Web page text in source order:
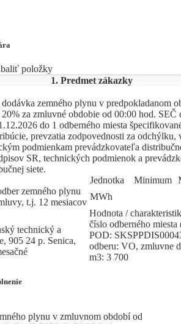
položky
1. Predmet zákazky
zemného plynu v predpokladanom
za zmluvné obdobie od 00:00 hod. SEČ
do 1 odberného miesta
prevzatia zodpovednosti za odchýlku,
podmienkam prevádzkovateľa
SR, technických podmienok a
siete.
Jed­not­ka Mi­ni­mum
zemného plynu
t.j. 12 mesiacov
MWh
Hodnota /
technický a
905 24 p. Senica,
číslo odberného
POD:
odberu: VO, zmluvne
m3: 3 700
plynu v zmluvnom období od